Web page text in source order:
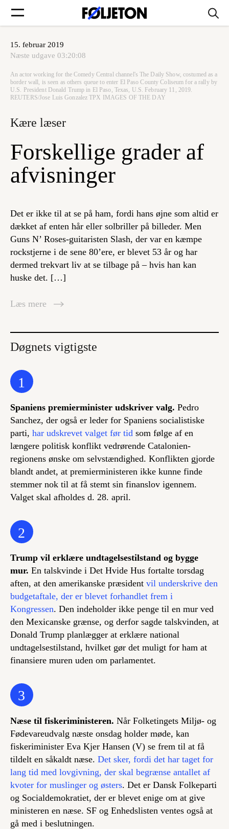
Forsider
Føljetoner
Søg
Min side
Log ind
15. februar 2019
Næste udgave 03:20:08
An actor working for the Comedy Central channel's The Daily Show, costumed as a
border wall, is seen as others queue to enter El Paso County Coliseum for a rally by
U.S. President Donald Trump in El Paso, Texas, U.S. February 11, 2019.
REUTERS/Jose Luis Gonzalez TPX IMAGES OF THE DAY
Kære læser
Forskellige grader af
afvisninger
Det er ikke til at se på ham, fordi hans øjne som altid er
dækket af enten hår eller solbriller på billeder. Men
Guns N’ Roses-guitaristen Slash, der var en kæmpe
rockstjerne i de sene 80’ere, er blevet 53 år og har
dermed trekvart liv at se tilbage på – hvis han kan
huske det. […]
Læs mere
Døgnets vigtigste
1
Spaniens premierminister udskriver valg. Pedro
Sanchez, der også er leder for Spaniens socialistiske
parti, har udskrevet valget før tid som følge af en
længere politisk konflikt vedrørende Catalonien-
regionens ønske om selvstændighed. Konflikten gjorde
blandt andet, at premierministeren ikke kunne finde
stemmer nok til at få stemt sin finanslov igennem.
Valget skal afholdes d. 28. april.
2
Trump vil erklære undtagelsestilstand og bygge
mur. En talskvinde i Det Hvide Hus fortalte torsdag
aften, at den amerikanske præsident vil underskrive den
budgetaftale, der er blevet forhandlet frem i
Kongressen. Den indeholder ikke penge til en mur ved
den Mexicanske grænse, og derfor sagde talskvinden, at
Donald Trump planlægger at erklære national
undtagelsestilstand, hvilket gør det muligt for ham at
finansiere muren uden om parlamentet.
3
Næse til fiskeriministeren. Når Folketingets Miljø- og
Fødevareudvalg næste onsdag holder møde, kan
fiskeriminister Eva Kjer Hansen (V) se frem til at få
tildelt en såkaldt næse. Det sker, fordi det har taget for
lang tid med lovgivning, der skal begrænse antallet af
kvoter for muslinger og østers. Det er Dansk Folkeparti
og Socialdemokratiet, der er blevet enige om at give
ministeren en næse. SF og Enhedslisten ventes også at
gå med i beslutningen.